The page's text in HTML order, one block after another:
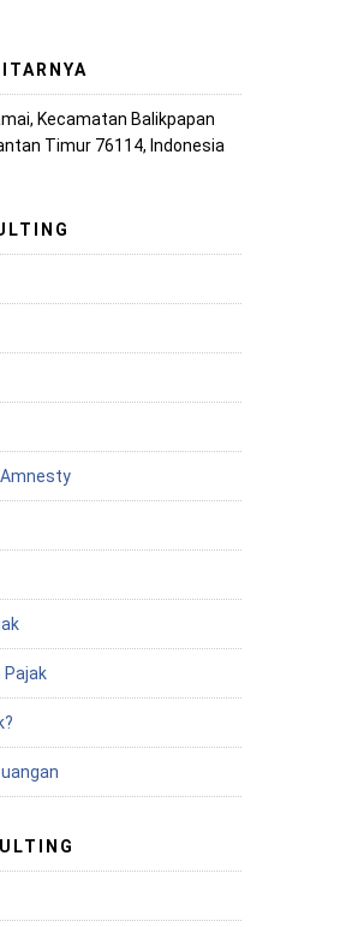
Kecamatan Balikpapan
Timur 76114, Indonesia
Pajak